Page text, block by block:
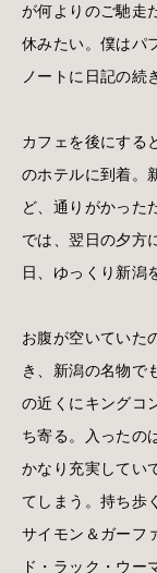
が何よりのご馳走
休みたい。僕はパ
ノートに日記の続
カフェを後にする
のホテルに到着。
ど、通りがかった
では、翌日の夕方
日、ゆっくり新潟
お腹が空いていた
き、新潟の名物で
の近くにキングコ
ち寄る。入ったの
かなり充実してい
てしまう。持ち歩
サイモン＆ガーフ
ド・ラック・ウー